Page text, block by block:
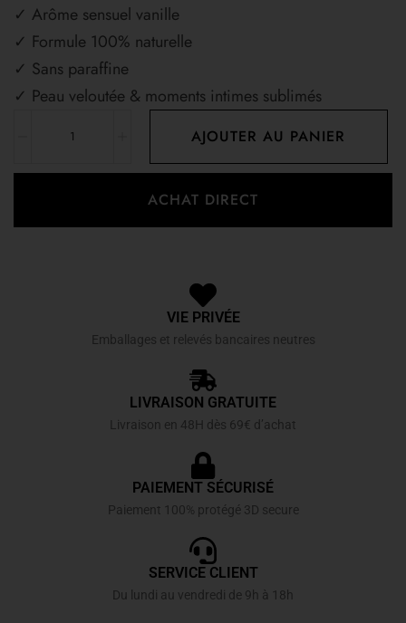
✓ Arôme sensuel vanille
✓ Formule 100% naturelle
✓ Sans paraffine
✓ Peau veloutée & moments intimes sublimés
AJOUTER AU PANIER
ACHAT DIRECT
VIE PRIVÉE
Emballages et relevés bancaires neutres
LIVRAISON GRATUITE
Livraison en 48H dès 69€ d’achat
PAIEMENT SÉCURISÉ
Paiement 100% protégé 3D secure
SERVICE CLIENT
Du lundi au vendredi de 9h à 18h